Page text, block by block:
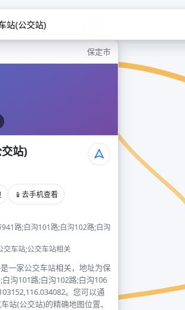
保定市
站)
📱 去手机查看
路;白沟101路;白沟102路;白沟
交车站;公交车站相关
一家公交车站相关，地址为保
沟101路;白沟102路;白沟106
。您可以通
站(公交站)的精确地图位置、